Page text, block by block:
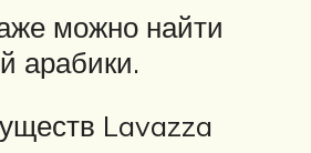
можно найти
арабики.
Lavazza